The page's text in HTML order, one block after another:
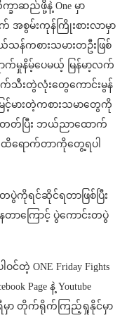
ခာဆည်ဖို့နဲ့ One မှာ
စွမ်းကုန်ကြိုးစားလာမှာ
န်ကစားသမားတဦးဖြစ်
က်မှုနိမ့်ပေမယ့် မြန်မာ့လက်
က်သီးတွဲလုံးတွေကောင်းမွန်
မားတဲ့ကစားသမာတွေကို
တတ်ပြီး ဘယ်ညာထောက်
ရောက်တာကိုတွေ့ရပါ
ကိုရင်ဆိုင်ရတာဖြစ်ပြီး
ာကြောင့် ပွဲကောင်းတပွဲ
တဲ့ ONE Friday Fights
Page နဲ့ Youtube
ာရီမှာ တိုက်ရိုက်ကြည့်ရှုနိုင်မှာ